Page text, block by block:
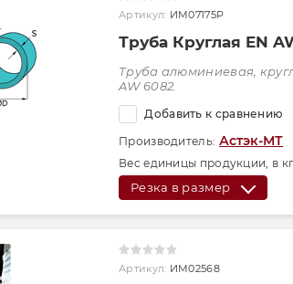
Артикул: ИМ07175Р
Труба Круглая EN
Труба алюминиевая,
AW 6082.
Добавить к сравнению
Производитель: Астэк-МТ
Вес единицы продукции, в
Резка в размер
Артикул: ИМ02568